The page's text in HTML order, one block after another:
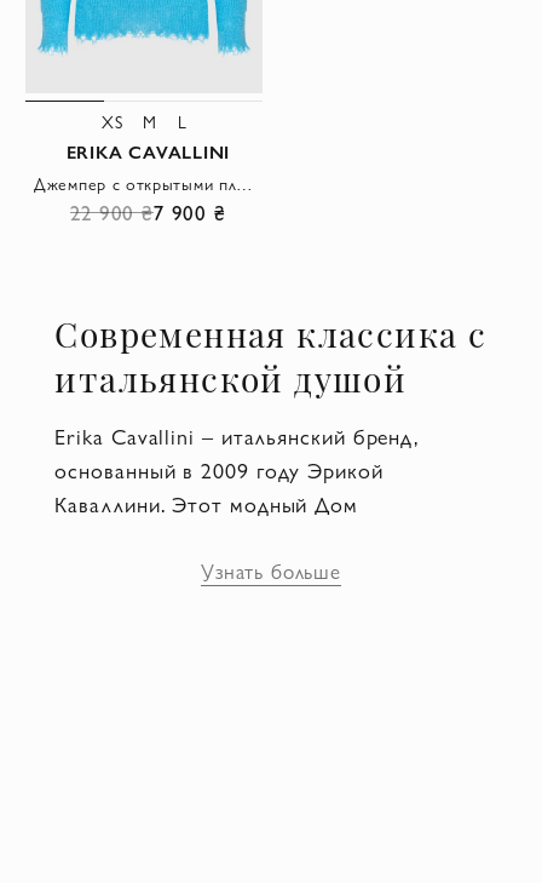
XS M L
ERIKA CAVALLINI
22 900 ₴7 900 ₴
Современная классика с
итальянской душой
Erika Cavallini – итальянский бренд,
основанный в 2009 году Эрикой
Каваллини. Этот модный Дом
люксового сегмента. Бренд известен
Узнать больше